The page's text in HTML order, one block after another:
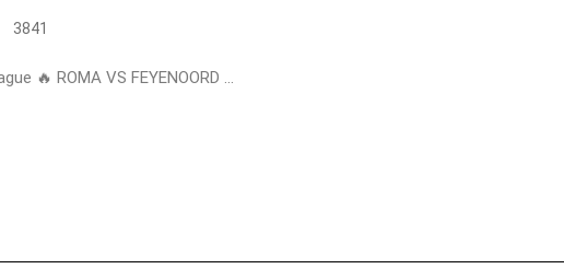
3841
🔥 ROMA VS FEYENOORD ...